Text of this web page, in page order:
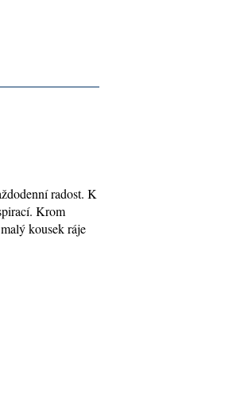
radost. K
Krom
kousek ráje